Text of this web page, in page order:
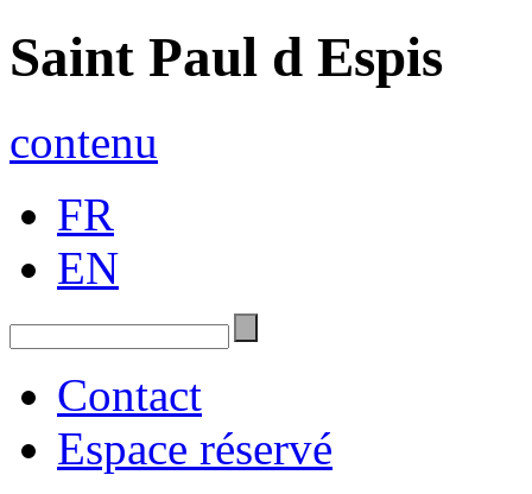
Saint Paul d Espis
contenu
FR
EN
Contact
Espace réservé